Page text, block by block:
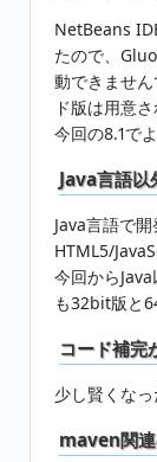
NetBeans
たので、
動できませ
ド版は用意
今回の8.1で
Java言語以
Java言語で
HTML5/
今回から
も32bit版と
コード補完
少し賢くなっ
maven関